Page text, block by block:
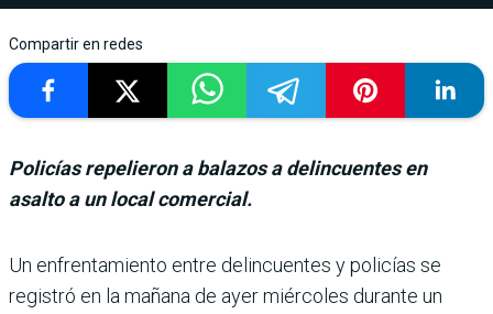
Compartir en redes
Policías repelieron a balazos a delincuentes en
asalto a un local comercial.
Un enfrentamiento entre delincuentes y policías se
registró en la mañana de ayer miércoles durante un